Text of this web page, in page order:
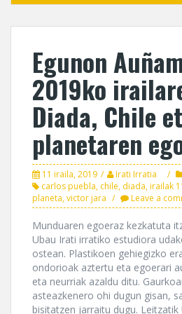
Egunon
2019ko
Diada, Chile
planetaren
11 iraila, 2019 Irati Irratia
carlos puebla, chile, diada,irailak
planeta,victor jara Leave a
Munduaren egoeraz kezkatuta
Ubau Irati irratiko estudiora
ostean. Plastikoen gehiegizko
ondorioak aztertu eta egoerari
eta neurriak azaldu ditu.
asteazkenero ohi dugun gisan,
bisitatzen jarraitu dugu.